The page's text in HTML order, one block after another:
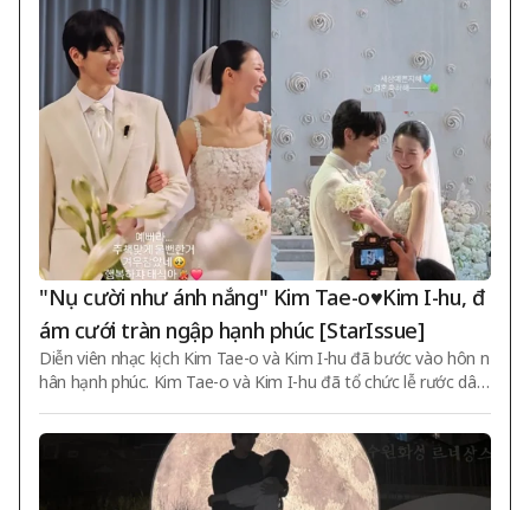
người đã ném những quả bóng nhanh nhất ở Hàn Quốc thời c
òn thi đấu chuyên nghiệp". Cô tiếp tục nói "Giống như một ngư
ời luôn ném những quả bóng nhanh nhất, anh ấy cũng nhanh
chóng chiếm trọn
"Nụ cười như ánh nắng" Kim Tae-o♥Kim I-hu, đ
ám cưới tràn ngập hạnh phúc [StarIssue]
Diễn viên nhạc kịch Kim Tae-o và Kim I-hu đã bước vào hôn n
hân hạnh phúc. Kim Tae-o và Kim I-hu đã tổ chức lễ rước dâu
đã chia sẻ trực tiếp nhiều video ghi lại cảnh lễ cưới. Những ng
ười quen biết đã đăng tải video và bình luận: "Hai người với nụ
cười như ánh nắng giống nhau, thật vinh dự khi được cùng bư
ớc vào ngày đầu tiên của cặp vợ chồng I-hu. Hãy bay cao I-hu